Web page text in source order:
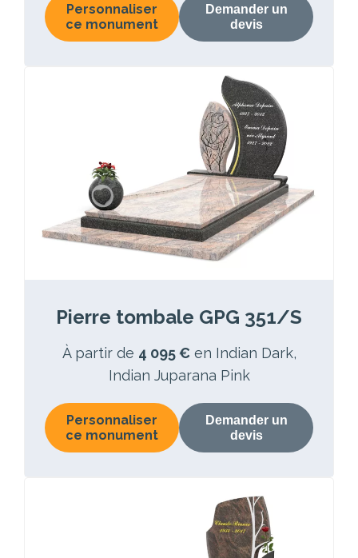
Personnaliser
ce monument
Demander un
devis
Pierre tombale GPG 351/S
À partir de 4 095 € en Indian Dark,
Indian Juparana Pink
Personnaliser
ce monument
Demander un
devis